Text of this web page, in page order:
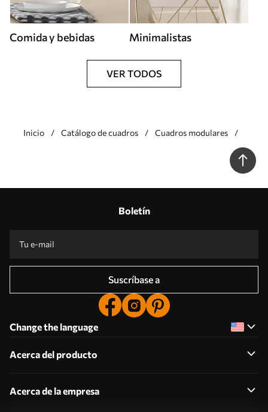
Comida y bebidas Minimalistas
VER TODOS
Inicio Catálogo de cuadros Cuadros modulares
Boletín
Suscríbase a
Change the language
Acerca del producto
Acerca de la empresa